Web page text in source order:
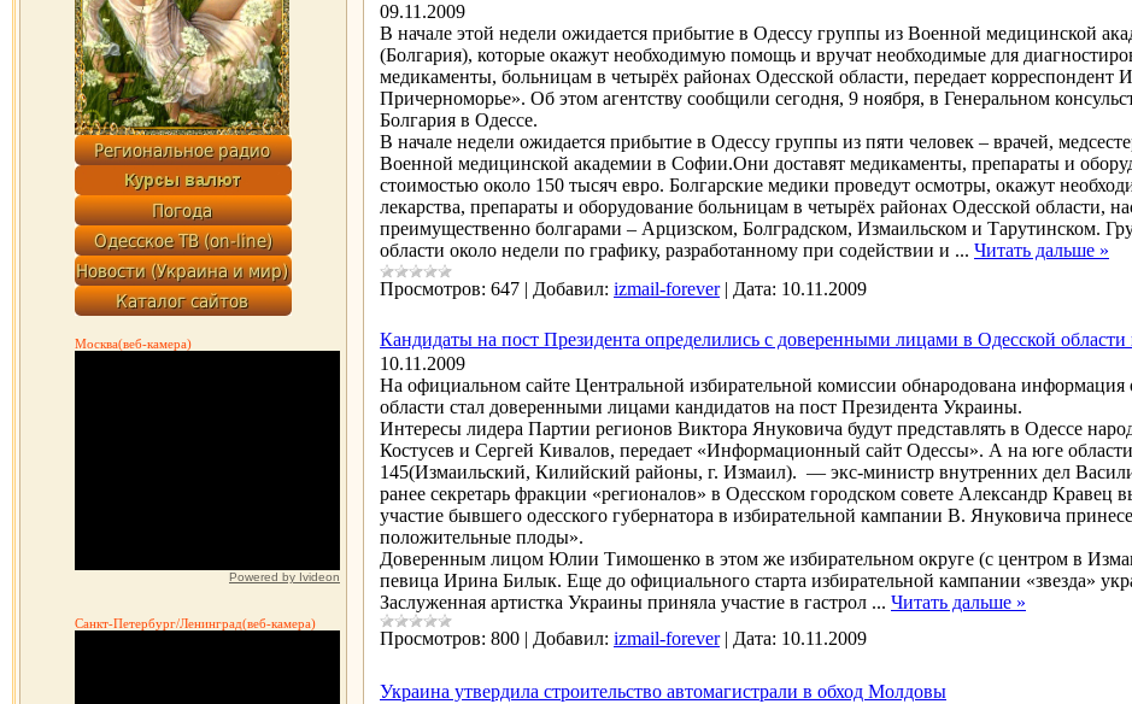
Москва(веб-камера)
Powered by Ivideon
Санкт-Петербург/Ленинград(веб-камера)
09.11.2009
В начале этой недели ожидается прибытие в Одессу группы из Военной медицинской
(Болгария), которые окажут необходимую помощь и вручат необходимые для
медикаменты, больницам в четырёх районах Одесской области, передает корреспондент
Причерноморье». Об этом агентству сообщили сегодня, 9 ноября, в Генеральном
Болгария в Одессе.
В начале недели ожидается прибытие в Одессу группы из пяти человек – врачей,
Военной медицинской академии в Софии.Они доставят медикаменты, препараты и
стоимостью около 150 тысяч евро. Болгарские медики проведут осмотры, окажут
лекарства, препараты и оборудование больницам в четырёх районах Одесской области,
преимущественно болгарами – Арцизском, Болградском, Измаильском и Тарутинском.
области около недели по графику, разработанному при содействии и ... Читать дальше »
Просмотров: 647 | Добавил: izmail-forever | Дата: 10.11.2009
Кандидаты на пост Президента определились с доверенными лицами в Одесской
10.11.2009
На официальном сайте Центральной избирательной комиссии обнародована информация
области стал доверенными лицами кандидатов на пост Президента Украины.
Интересы лидера Партии регионов Виктора Януковича будут представлять в Одессе
Костусев и Сергей Кивалов, передает «Информационный сайт Одессы». А на юге
145(Измаильский, Килийский районы, г. Измаил). — экс-министр внутренних дел
ранее секретарь фракции «регионалов» в Одесском городском совете Александр Кравец
участие бывшего одесского губернатора в избирательной кампании В. Януковича
положительные плоды».
Доверенным лицом Юлии Тимошенко в этом же избирательном округе (с центром в
певица Ирина Билык. Еще до официального старта избирательной кампании «звезда»
Заслуженная артистка Украины приняла участие в гастрол ... Читать дальше »
Просмотров: 800 | Добавил: izmail-forever | Дата: 10.11.2009
Украина утвердила строительство автомагистрали в обход Молдовы